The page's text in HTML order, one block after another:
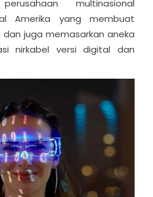
multinasional
Amerika yang membuat
juga memasarkan aneka
nirkabel versi digital dan